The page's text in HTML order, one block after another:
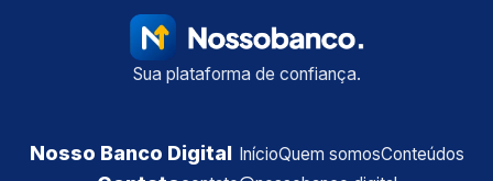
Sua plataforma de confiança.
Nosso Banco Digital InícioQuem somosConteúdos